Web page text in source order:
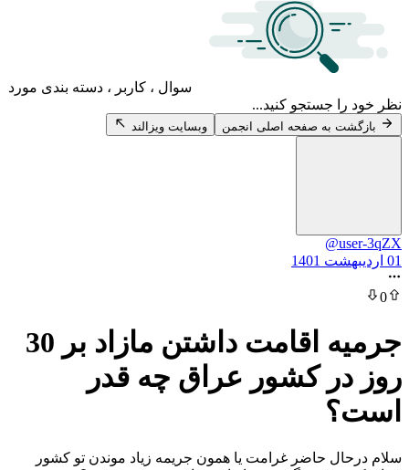
سوال ، کاربر ، دسته بندی مورد
جستجو کنید...
به صفحه اصلی انجمن وبسایت ویزالند
جرمیه اقامت داشتن مازاد بر 30
کشور عراق چه قدر
حاضر غرامت یا همون جریمه زیاد موندن تو کشور